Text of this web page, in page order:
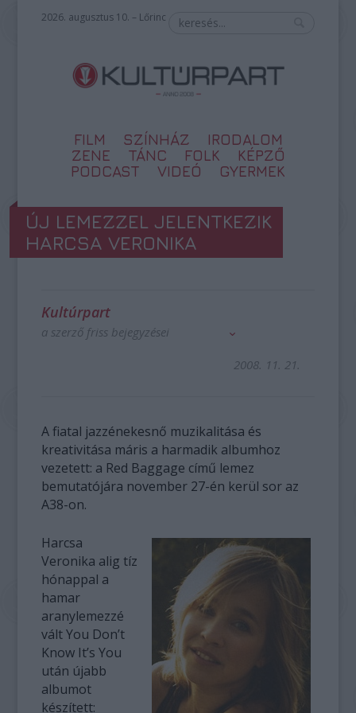
2026. augusztus 10. – Lőrinc
FILM SZÍNHÁZ
IRODALOM
ZENE
TÁNC FOLK
KÉPZŐ
PODCAST
VIDEÓ GYERMEK
ÚJ LEMEZZEL JELENTKEZIK
HARCSA VERONIKA
Kultúrpart
a szerző friss bejegyzései
2008. 11. 21.
A fiatal jazzénekesnő muzikalitása és
kreativitása máris a harmadik albumhoz
vezetett: a Red Baggage című lemez
bemutatójára november 27-én kerül sor az
A38-on.
Harcsa
Veronika alig tíz
hónappal a
hamar
aranylemezzé
vált You Don’t
Know It’s You
után újabb
albumot
készített: